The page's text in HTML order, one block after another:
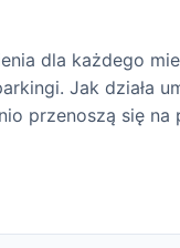
dla każdego
Jak działa
przenoszą się na